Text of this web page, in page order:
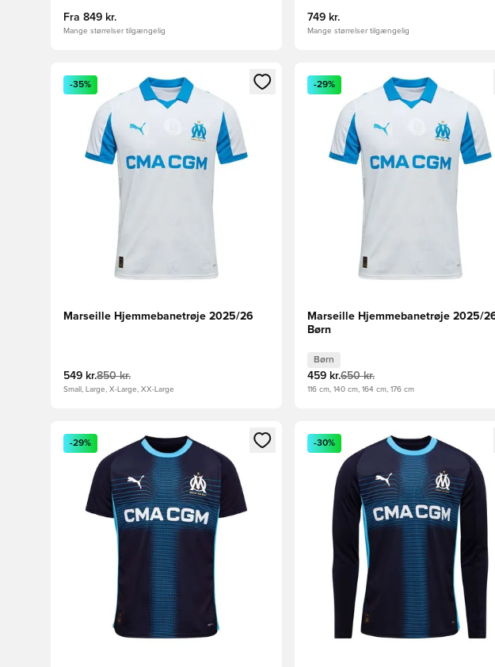
Fra 849 kr.
Mange størrelser tilgængelig
749 kr.
Mange størrelser tilgængelig
Åbner en Modal til at logge ind eller tilmelde dig som medlem
-35%
Marseille Hjemmebanetrøje 2025/26
549 kr.850 kr.
Small, Large, X-Large, XX-Large
Åbner en Modal til at logge ind
-29%
Marseille Hjemmebanetrøje 2025/
Børn
Børn
459 kr.650 kr.
116 cm, 140 cm, 164 cm, 176 cm
Åbner en Modal til at logge ind eller tilmelde dig som medlem
-29%
Åbner en Modal til at logge ind
-30%